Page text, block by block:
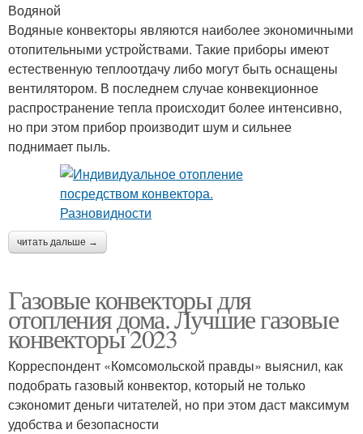
Водяной
Водяные конвекторы являются наиболее экономичными
отопительными устройствами. Такие приборы имеют
естественную теплоотдачу либо могут быть оснащены
вентилятором. В последнем случае конвекционное
распространение тепла происходит более интенсивно,
но при этом прибор производит шум и сильнее
поднимает пыль.
читать дальше →
Газовые конвекторы для
отопления дома. Лучшие газовые
конвекторы 2023
Корреспондент «Комсомольской правды» выяснил, как
подобрать газовый конвектор, который не только
сэкономит деньги читателей, но при этом даст максимум
удобства и безопасности